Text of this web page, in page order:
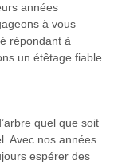
années
à vous
répondant à
un étêtage fiable
quel que soit
Avec nos années
espérer des